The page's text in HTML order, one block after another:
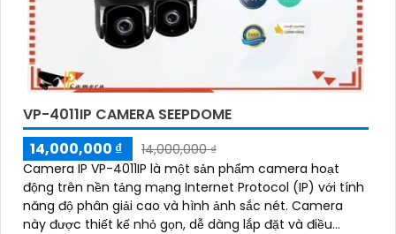
VP-4011IP CAMERA SEEPDOME
14,000,000 ₫
14,000,000 ₫
Camera IP VP-4011IP là một sản phẩm camera hoạt
động trên nền tảng mạng Internet Protocol (IP) với tính
năng độ phân giải cao và hình ảnh sắc nét. Camera
này được thiết kế nhỏ gọn, dễ dàng lắp đặt và điều